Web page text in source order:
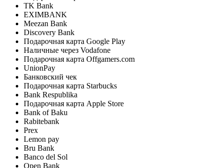
TK Bank
EXIMBANK
Meezan Bank
Discovery Bank
Подарочная карта Google Play
Наличные через Vodafone
Подарочная карта Offgamers.com
UnionPay
Банковский чек
Подарочная карта Starbucks
Bank Respublika
Подарочная карта Apple Store
Bank of Baku
Rabitebank
Prex
Lemon pay
Bru Bank
Banco del Sol
Open Bank